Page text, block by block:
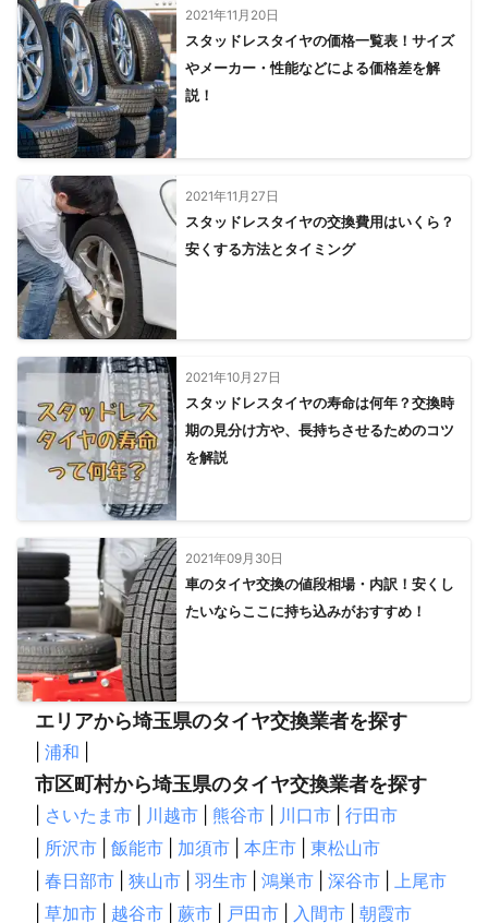
2021年11月20日
スタッドレスタイヤの価格一覧表！サイズ
やメーカー・性能などによる価格差を解
説！
2021年11月27日
スタッドレスタイヤの交換費用はいくら？
安くする方法とタイミング
2021年10月27日
スタッドレスタイヤの寿命は何年？交換時
期の見分け方や、長持ちさせるためのコツ
を解説
2021年09月30日
車のタイヤ交換の値段相場・内訳！安くし
たいならここに持ち込みがおすすめ！
エリアから埼玉県のタイヤ交換業者を探す
浦和
市区町村から埼玉県のタイヤ交換業者を探す
さいたま市 川越市 熊谷市 川口市
行田市
所沢市 飯能市 加須市 本庄市
東松山市
春日部市 狭山市 羽生市 鴻巣市 深谷市
上尾市
草加市 越谷市 蕨市 戸田市 入間市
朝霞市